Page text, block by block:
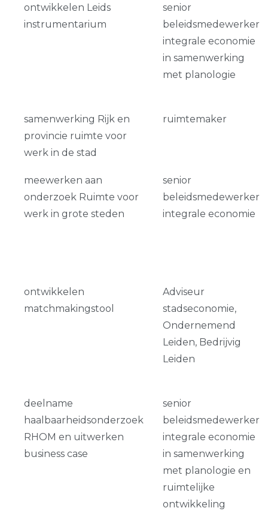
ontwikkelen Leids
instrumentarium
senior
beleidsmedewerker
integrale economie
in samenwerking
met planologie
samenwerking Rijk en
provincie ruimte voor
werk in de stad
ruimtemaker
meewerken aan
onderzoek Ruimte voor
werk in grote steden
senior
beleidsmedewerker
integrale economie
ontwikkelen
matchmakingstool
Adviseur
stadseconomie,
Ondernemend
Leiden, Bedrijvig
Leiden
deelname
haalbaarheidsonderzoek
RHOM en uitwerken
business case
senior
beleidsmedewerker
integrale economie
in samenwerking
met planologie en
ruimtelijke
ontwikkeling